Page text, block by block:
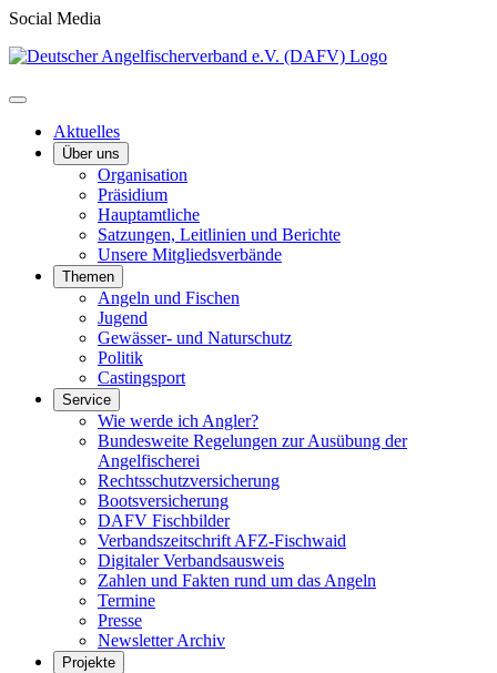
Social Media
Aktuelles
Über uns
Organisation
Präsidium
Hauptamtliche
Satzungen, Leitlinien und Berichte
Unsere Mitgliedsverbände
Themen
Angeln und Fischen
Jugend
Gewässer- und Naturschutz
Politik
Castingsport
Service
Wie werde ich Angler?
Bundesweite Regelungen zur Ausübung der
Angelfischerei
Rechtsschutzversicherung
Bootsversicherung
DAFV Fischbilder
Verbandszeitschrift AFZ-Fischwaid
Digitaler Verbandsausweis
Zahlen und Fakten rund um das Angeln
Termine
Presse
Newsletter Archiv
Projekte